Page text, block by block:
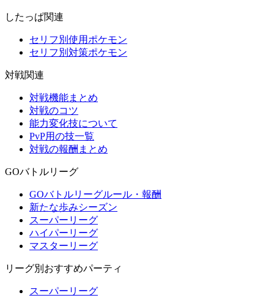
したっぱ関連
セリフ別使用ポケモン
セリフ別対策ポケモン
対戦関連
対戦機能まとめ
対戦のコツ
能力変化技について
PvP用の技一覧
対戦の報酬まとめ
GOバトルリーグ
GOバトルリーグルール・報酬
新たな歩みシーズン
スーパーリーグ
ハイパーリーグ
マスターリーグ
リーグ別おすすめパーティ
スーパーリーグ